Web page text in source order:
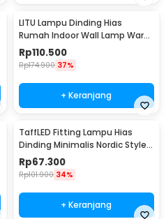
LITU Lampu Dinding Hias
Rumah Indoor Wall Lamp Warm
White 3000K 7W - W22
Rp110.500
Rp174.900 37%
+ Keranjang
TaffLED Fitting Lampu Hias
Dinding Minimalis Nordic Style
E27 265V - WF-M004
Rp67.300
Rp101.900 34%
+ Keranjang